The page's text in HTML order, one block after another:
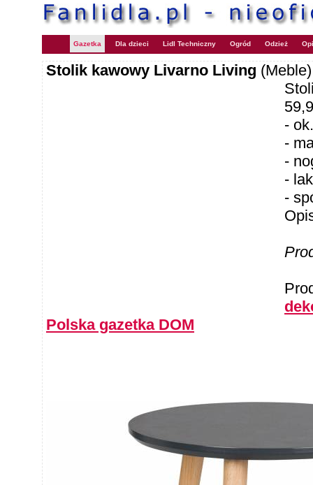
Gazetka Dla dzieci Lidl Techniczny Ogród Odzież
Stolik kawowy Livarno Living (Meble)
-
-
-
-
-
Polska gazetka DOM